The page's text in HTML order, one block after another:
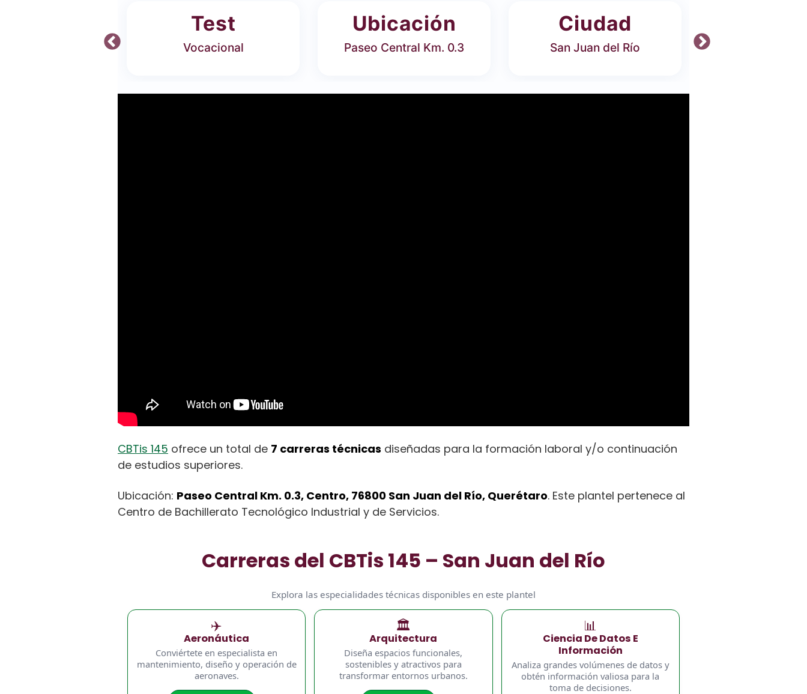
Test
Vocacional
Ubicación
Paseo Central Km. 0.3
Ciudad
San Juan del Río
CBTis 145 ofrece un total de 7 carreras técnicas diseñadas para la formación laboral y/o continuación
de estudios superiores.
Ubicación: Paseo Central Km. 0.3, Centro, 76800 San Juan del Río, Querétaro. Este plantel pertenece al
Centro de Bachillerato Tecnológico Industrial y de Servicios.
Carreras del CBTis 145 – San Juan del Río
Explora las especialidades técnicas disponibles en este plantel
✈️
Aeronáutica
Conviértete en especialista en
mantenimiento, diseño y operación de
aeronaves.
🏛️
Arquitectura
Diseña espacios funcionales,
sostenibles y atractivos para
transformar entornos urbanos.
📊
Ciencia De Datos E
Información
Analiza grandes volúmenes de datos y
obtén información valiosa para la
toma de decisiones.